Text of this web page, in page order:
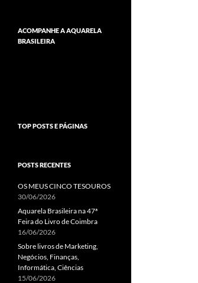
ACOMPANHE A AQUARELA
BRASILEIRA
TOP POSTS E PÁGINAS
POSTS RECENTES
OS MEUS CINCO TESOUROS
30/06/2026
Aquarela Brasileira na 47ª
Feira do Livro de Coimbra
16/06/2026
Sobre livros de Marketing,
Negócios, Finanças,
Informática, Ciências
15/06/2026